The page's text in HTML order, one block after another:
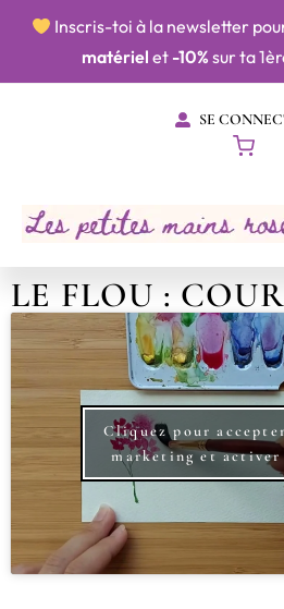
Inscris-toi à la newsletter
matériel et -10% sur ta
SE
LE FLOU :
Cliquez pour
marketing et activer